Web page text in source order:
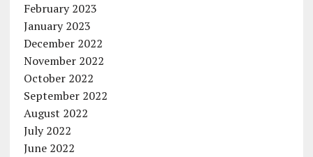
February 2023
January 2023
December 2022
November 2022
October 2022
September 2022
August 2022
July 2022
June 2022